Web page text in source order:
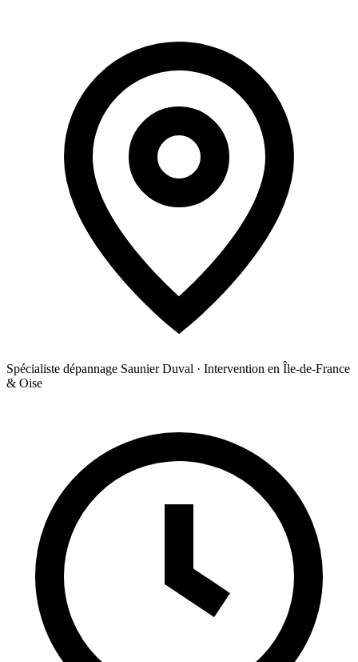
Spécialiste dépannage Saunier Duval · Intervention en Île-de-France
& Oise